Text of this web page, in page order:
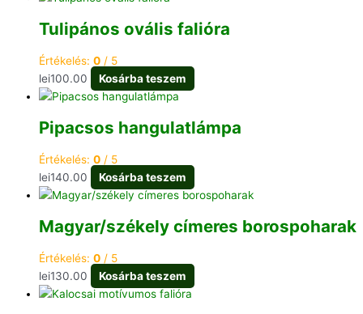
Tulipános ovális falióra
Értékelés: 0 / 5
lei100.00 Kosárba teszem
Pipacsos hangulatlámpa
Értékelés: 0 / 5
lei140.00 Kosárba teszem
Magyar/székely címeres borospoharak
Értékelés: 0 / 5
lei130.00 Kosárba teszem